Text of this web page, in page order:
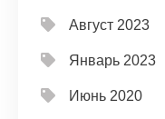
Август 2023
Январь 2023
Июнь 2020